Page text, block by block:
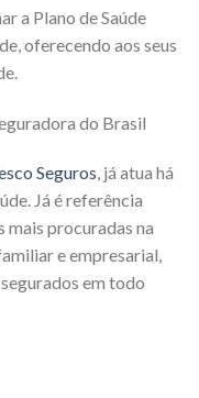
a Plano de Saúde
oferecendo aos seus
do Brasil
Seguros, já atua há
Já é referência
mais procuradas na
e empresarial,
em todo